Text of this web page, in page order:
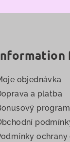
objednávka
a platba
program
ochrany